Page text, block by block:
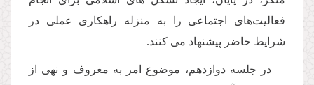
فعالیت‌هاى اجتماعى را به منزله راهكارى عملى در
شرایط حاضر پیشنهاد مى كنند.
در جلسه دوازدهم، موضوع امر به معروف و نهى از